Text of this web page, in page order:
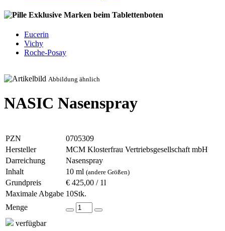
Exklusive Marken beim Tablettenboten
Eucerin
Vichy
Roche-Posay
Abbildung ähnlich
NASIC Nasenspray
PZN
0705309
Hersteller
MCM Klosterfrau Vertriebsgesellschaft mbH
Darreichung
Nasenspray
Inhalt
10 ml (andere Größen)
Grundpreis
€ 425,00 / 1l
Maximale Abgabe 10Stk.
Menge
verfügbar